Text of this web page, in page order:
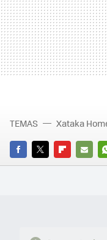
FACEBOOK
TWITTERFLIPBOARD
E-
TEMAS Xataka